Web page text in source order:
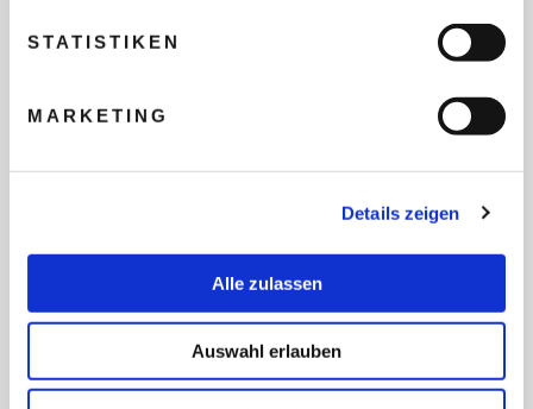
STATISTIKEN
MARKETING
Details zeigen
Alle zulassen
Auswahl erlauben
TEILNEHMER
FLUG GEWÜNSCHT
PRÄFERIERTER ABFLUGHAFEN
FRAGEN UND WÜNSCHE